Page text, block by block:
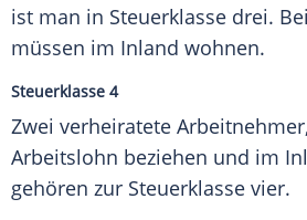
ist man in Steuerklasse drei.
müssen im Inland wohnen.
Steuerklasse 4
Zwei verheiratete
Arbeitslohn beziehen und im
gehören zur Steuerklasse vier.